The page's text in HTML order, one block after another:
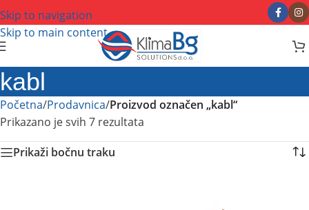
Skip to navigation
Skip to main content
kabl
Početna/Prodavnica/Proizvod označen „kabl“
Prikazano je svih 7 rezultata
Prikaži bočnu traku